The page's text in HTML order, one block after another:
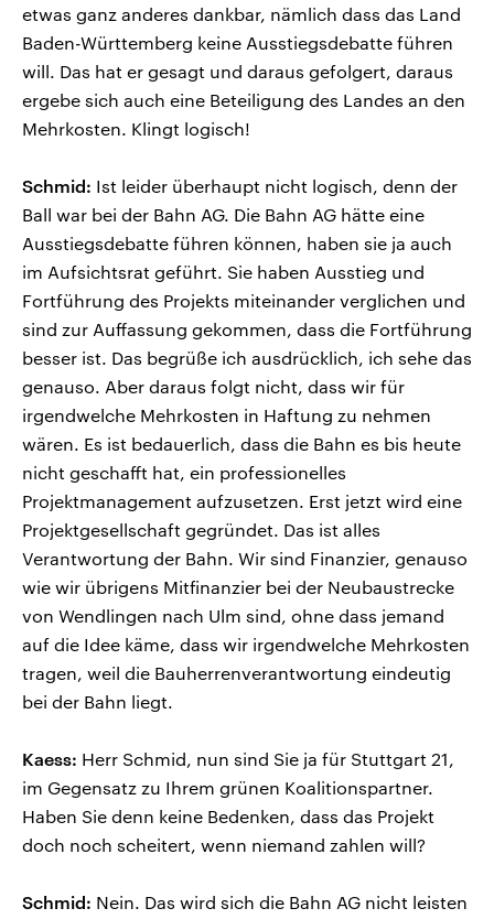
etwas ganz anderes dankbar, nämlich dass das Land
Baden-Württemberg keine Ausstiegsdebatte führen
will. Das hat er gesagt und daraus gefolgert, daraus
ergebe sich auch eine Beteiligung des Landes an den
Mehrkosten. Klingt logisch!
Schmid: Ist leider überhaupt nicht logisch, denn der
Ball war bei der Bahn AG. Die Bahn AG hätte eine
Ausstiegsdebatte führen können, haben sie ja auch
im Aufsichtsrat geführt. Sie haben Ausstieg und
Fortführung des Projekts miteinander verglichen und
sind zur Auffassung gekommen, dass die Fortführung
besser ist. Das begrüße ich ausdrücklich, ich sehe das
genauso. Aber daraus folgt nicht, dass wir für
irgendwelche Mehrkosten in Haftung zu nehmen
wären. Es ist bedauerlich, dass die Bahn es bis heute
nicht geschafft hat, ein professionelles
Projektmanagement aufzusetzen. Erst jetzt wird eine
Projektgesellschaft gegründet. Das ist alles
Verantwortung der Bahn. Wir sind Finanzier, genauso
wie wir übrigens Mitfinanzier bei der Neubaustrecke
von Wendlingen nach Ulm sind, ohne dass jemand
auf die Idee käme, dass wir irgendwelche Mehrkosten
tragen, weil die Bauherrenverantwortung eindeutig
bei der Bahn liegt.
Kaess: Herr Schmid, nun sind Sie ja für Stuttgart 21,
im Gegensatz zu Ihrem grünen Koalitionspartner.
Haben Sie denn keine Bedenken, dass das Projekt
doch noch scheitert, wenn niemand zahlen will?
Schmid: Nein. Das wird sich die Bahn AG nicht leisten